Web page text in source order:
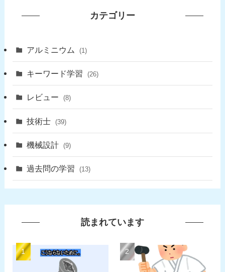
カテゴリー
アルミニウム (1)
キーワード学習 (26)
レビュー (8)
技術士 (39)
機械設計 (9)
過去問の学習 (13)
読まれています